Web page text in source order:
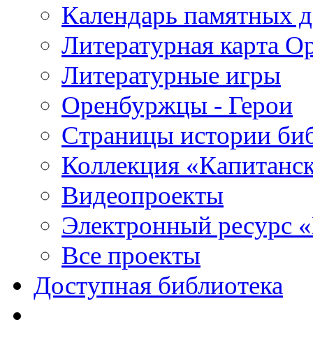
Календарь памятных
Литературная карта
Литературные игры
Оренбуржцы - Герои
Страницы истории
Коллекция
Видеопроекты
Электронный ресурс
Все проекты
Доступная библиотека